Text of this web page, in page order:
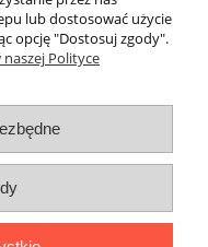
lub dostosować użycie
opcję "Dostosuj zgody".
Polityce